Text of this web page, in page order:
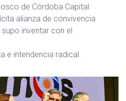
de Córdoba Capital.
alianza de convivencia
inventar con el
e intendencia radical.